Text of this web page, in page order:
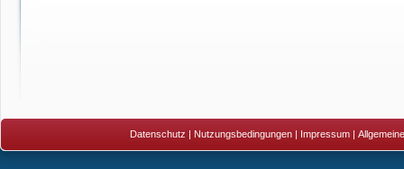
Datenschutz | Nutzungsbedingungen| Impressum|